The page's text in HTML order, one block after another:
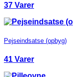
37 Varer
Pejseindsatse (opbyg)
41 Varer